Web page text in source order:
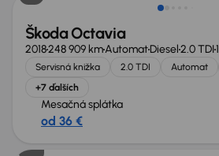
Škoda Octavia
2018248 909 kmAutomatDiesel2.0 TDI
Servisná knižka 2.0 TDI Automat
+7 ďalších
Mesačná splátka
od 36 €
Zlacnené o 1 500 €